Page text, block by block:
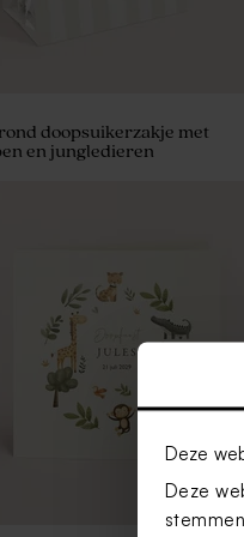
Deze
Deze
doopsuikerzakje met
en jungledieren